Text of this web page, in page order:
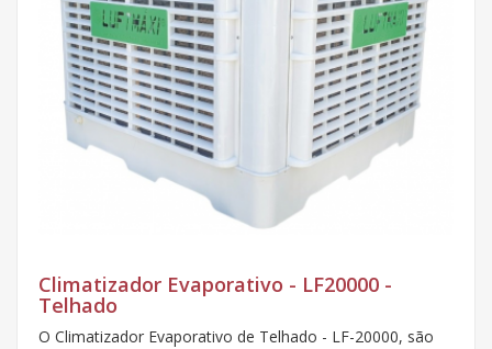
Climatizador Evaporativo - LF20000 -
Telhado
O Climatizador Evaporativo de Telhado - LF-20000, são